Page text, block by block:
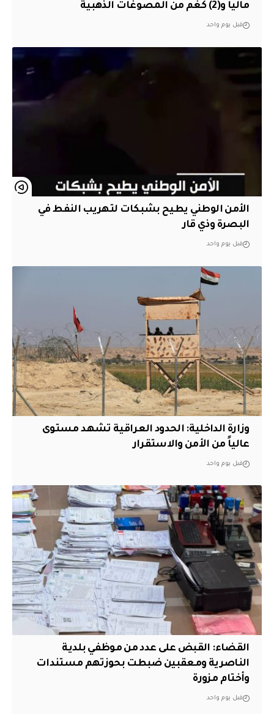
مالياً و(2) كغم من المصوغات الذهبية
قبل يوم واحد
الأمن الوطني يطيح بشبكات لتهريب النفط في
البصرة وذي قار
قبل يوم واحد
وزارة الداخلية: الحدود العراقية تشهد مستوى
عالياً من الأمن والاستقرار
قبل يوم واحد
القضاء: القبض على عدد من موظفي بلدية
الناصرية ومعقبين ضبطت بحوزتهم مستندات
وأختام مزورة
قبل يوم واحد